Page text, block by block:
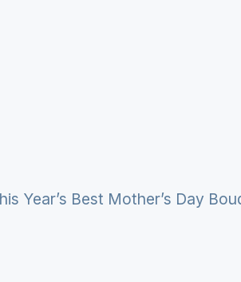
Year’s Best Mother’s Day